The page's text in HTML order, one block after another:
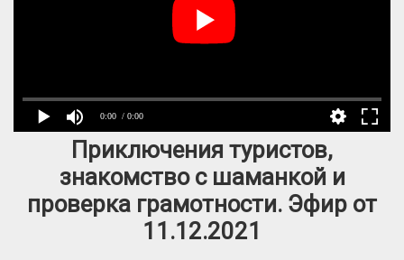
0:00 / 0:00
Приключения туристов,
знакомство с шаманкой и
проверка грамотности. Эфир от
11.12.2021